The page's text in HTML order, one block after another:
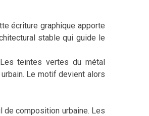
écriture graphique apporte
stable qui guide le
teintes vertes du métal
Le motif devient alors
de composition urbaine. Les